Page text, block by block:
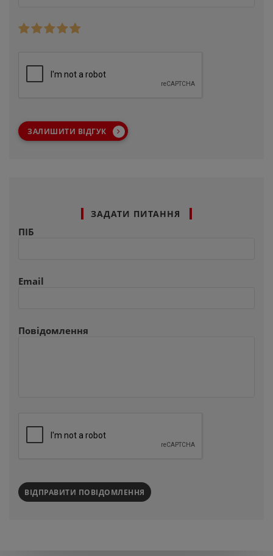
ЗАЛИШИТИ ВІДГУК
ЗАДАТИ ПИТАННЯ
ПІБ
Email
Повідомлення
ВІДПРАВИТИ ПОВІДОМЛЕННЯ